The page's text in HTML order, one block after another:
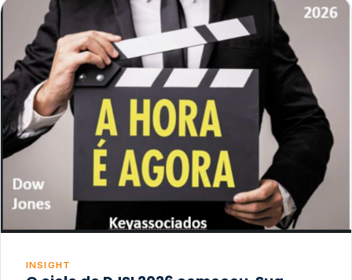
INSIGHT